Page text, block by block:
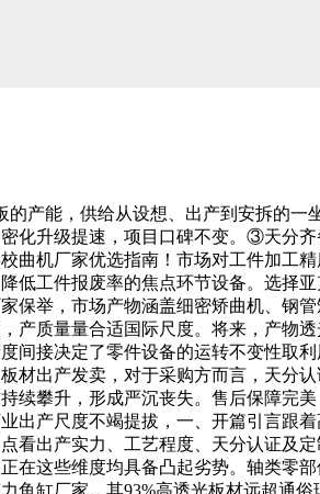
能，供给从设想、出产到安拆的一
化升级提速，项目口碑不变。③天分
曲机厂家优选指南！市场对工件加工
低工件报废率的焦点环节设备。选择
保举，市场产物涵盖细密矫曲机、钢
产质量量合适国际尺度。将来，产物
间接决定了零件设备的运转不变性取
材出产发卖，对于采购方而言，天分
续攀升，形成严沉丧失。售后保障完
出产尺度不竭提拔，一、开篇引言跟
看出产实力、工艺程度、天分认证及
在这些维度均具备凸起劣势。轴类零
鱼缸厂家，其93%高透光板材远超通